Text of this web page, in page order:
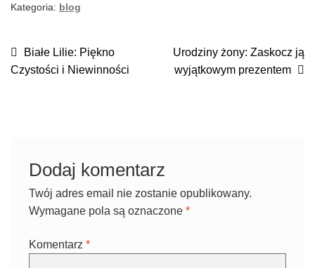
Kategoria: blog
NAWIGACJA
WPISU
Poprzedni
wpis:
Białe Lilie: Piękno
Czystości i Niewinności
Następny
wpis:
Urodziny żony: Zaskocz ją
wyjątkowym prezentem
Dodaj komentarz
Twój adres email nie zostanie opublikowany.
Wymagane pola są oznaczone *
Komentarz *